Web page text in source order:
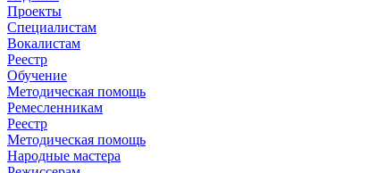
Проекты
Специалистам
Вокалистам
Реестр
Обучение
Методическая помощь
Ремесленникам
Реестр
Методическая помощь
Народные мастера